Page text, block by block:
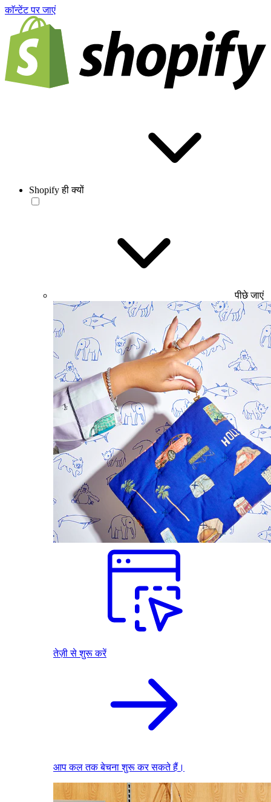
काॅन्टेंट पर जाएं
Shopify ही क्यों
पीछे जाएं
तेज़ी से शुरू करें
आप कल तक बेचना शुरू कर सकते हैं।